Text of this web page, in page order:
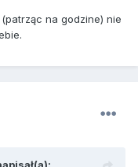
na godzine) nie